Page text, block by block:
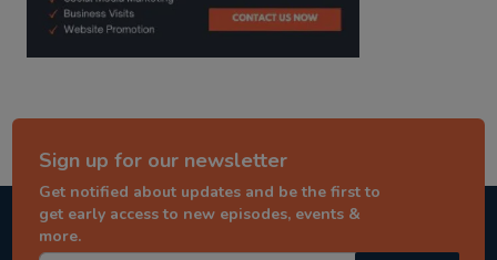
Sign up for our newsletter
Get notified about updates and be the first to
get early access to new episodes, events &
more.